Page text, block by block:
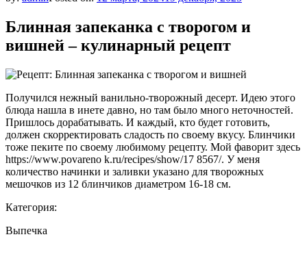
Блинная запеканка с творогом и
вишней – кулинарный рецепт
Получился нежный ванильно-творожный десерт. Идею этого
блюда нашла в инете давно, но там было много неточностей.
Пришлось дорабатывать. И каждый, кто будет готовить,
должен скорректировать сладость по своему вкусу. Блинчики
тоже пеките по своему любимому рецепту. Мой фаворит здесь
https://www.povareno k.ru/recipes/show/17 8567/. У меня
количество начинки и заливки указано для творожных
мешочков из 12 блинчиков диаметром 16-18 см.
Категория:
Выпечка